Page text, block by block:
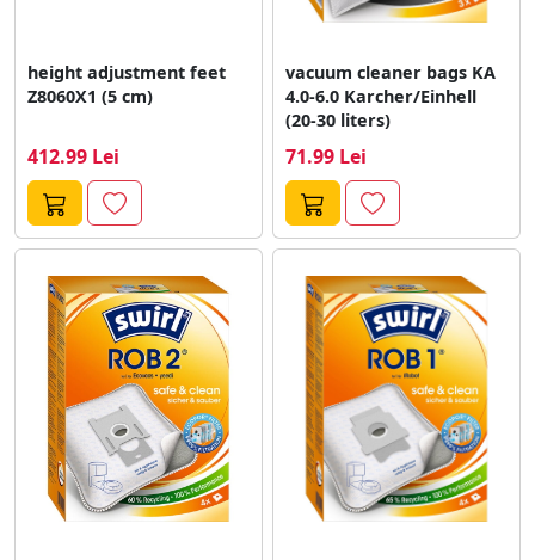
height adjustment feet
Z8060X1 (5 cm)
412.99 Lei
vacuum cleaner bags KA
4.0-6.0 Karcher/Einhell
(20-30 liters)
71.99 Lei